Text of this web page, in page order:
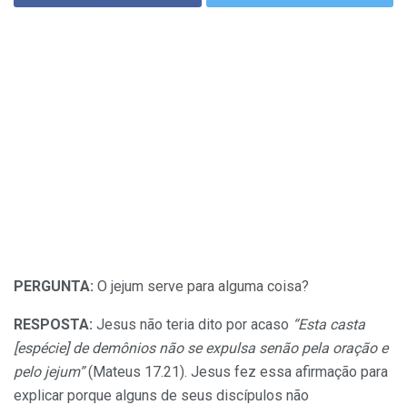
PERGUNTA: O jejum serve para alguma coisa?
RESPOSTA: Jesus não teria dito por acaso “Esta casta
[espécie] de demônios não se expulsa senão pela oração e
pelo jejum”(Mateus 17.21). Jesus fez essa afirmação para
explicar porque alguns de seus discípulos não